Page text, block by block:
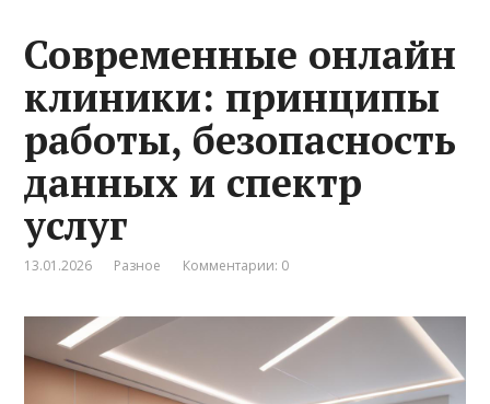
Современные онлайн
клиники: принципы
работы, безопасность
данных и спектр
услуг
13.01.2026 Разное Комментарии: 0